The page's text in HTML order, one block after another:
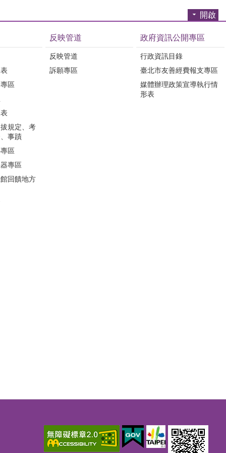
開啟
區
規定、考
事蹟
區
專區
回饋地方
反映管道
反映管道
訴願專區
政府資訊公開專區
行政資訊目錄
臺北市友善經費報支專區
媒體辦理政策宣導執行情
形表